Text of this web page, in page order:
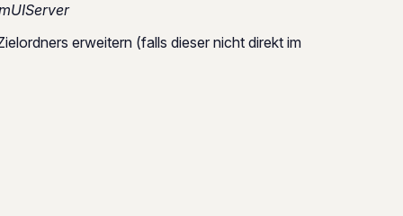
erweitern (falls dieser nicht direkt im